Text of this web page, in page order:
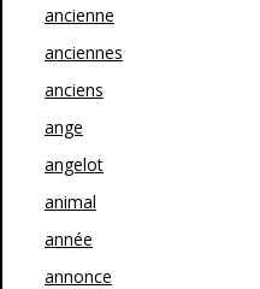
ancienne
anciennes
anciens
ange
angelot
animal
année
annonce